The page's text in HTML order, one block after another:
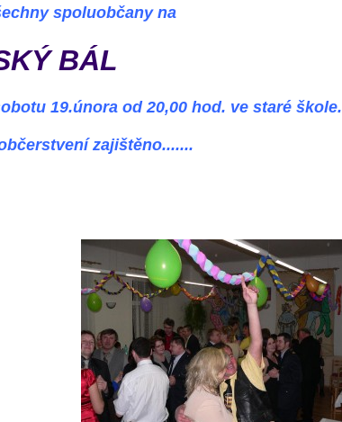
spoluobčany na
BÁL
19.února od 20,00 hod. ve staré škole.
zajištěno.......